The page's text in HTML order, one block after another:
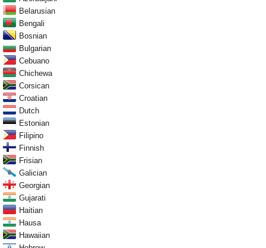
Belarusian
Bengali
Bosnian
Bulgarian
Cebuano
Chichewa
Corsican
Croatian
Dutch
Estonian
Filipino
Finnish
Frisian
Galician
Georgian
Gujarati
Haitian
Hausa
Hawaiian